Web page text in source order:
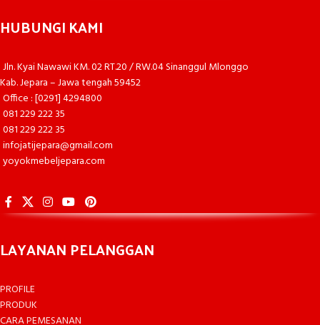
HUBUNGI KAMI
Jln. Kyai Nawawi KM. 02 RT.20 / RW.04 Sinanggul Mlonggo
Kab. Jepara – Jawa tengah 59452
Office : [0291] 4294800
081 229 222 35
081 229 222 35
infojatijepara@gmail.com
yoyokmebeljepara.com
LAYANAN PELANGGAN
PROFILE
PRODUK
CARA PEMESANAN